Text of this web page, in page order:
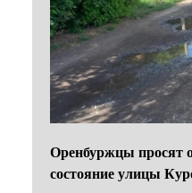
Оренбуржцы просят
состояние улицы